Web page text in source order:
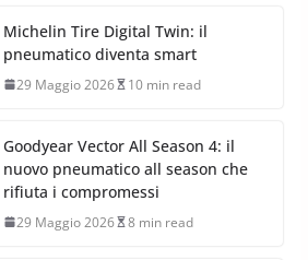
Michelin Tire Digital Twin: il
pneumatico diventa smart
29 Maggio 2026 10 min read
Goodyear Vector All Season 4: il
nuovo pneumatico all season che
rifiuta i compromessi
29 Maggio 2026 8 min read